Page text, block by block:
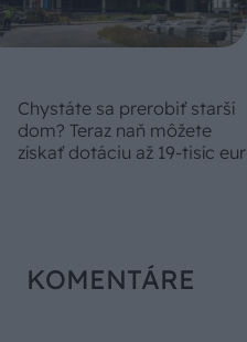
Chystáte sa prerobiť starší
dom? Teraz naň môžete
získať dotáciu až 19-tisíc eur
KOMENTÁRE